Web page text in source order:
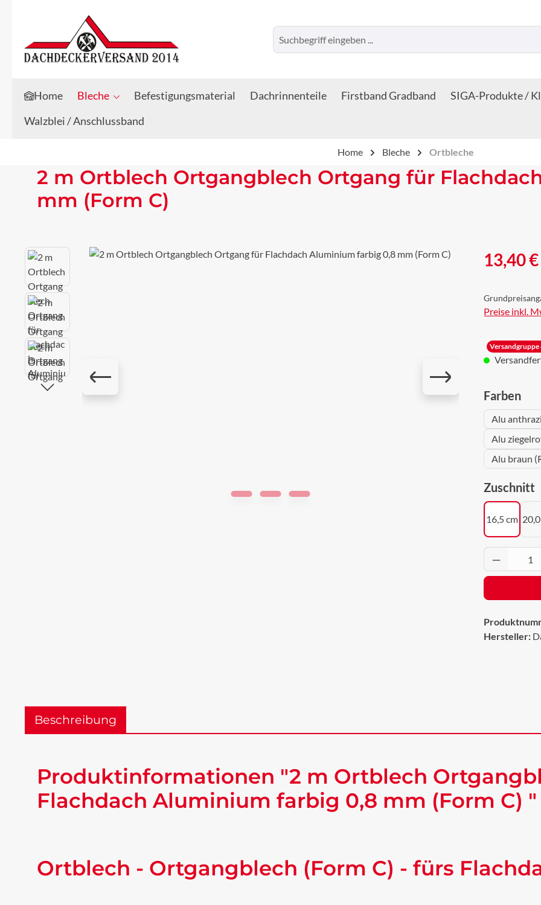
Zum Hauptinhalt springen
Zur Suche springen
Home Bleche Befestigungsmaterial Dachrinnenteile Firstband Gradband
SIGA-Produkte /
Walzblei / Anschlussband
Home Bleche Ortbleche
2 m Ortblech Ortgangblech Ortgang für
mm (Form C)
Bildergalerie überspringen Regulärer
13,40 €
Preise inkl.
Versandgruppe
Farben
Alu
Alu
Alu braun
Zuschnitt
16,5 cm
Hersteller:
Beschreibung
Produktinformationen "2 m Ortblech
Flachdach Aluminium farbig 0,8 mm (Form C) "
Ortblech - Ortgangblech (Form C) - fürs